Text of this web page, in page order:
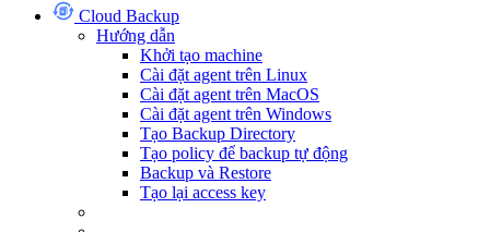
Cloud Backup
Hướng dẫn
Khởi tạo machine
Cài đặt agent trên Linux
Cài đặt agent trên MacOS
Cài đặt agent trên Windows
Tạo Backup Directory
Tạo policy để backup tự động
Backup và Restore
Tạo lại access key